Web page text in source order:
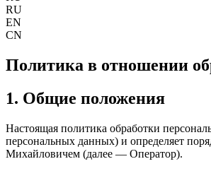
RU
EN
CN
Политика в отношении
1. Общие положения
Настоящая политика обработки
персональных данных) и определяет
Михайловичем (далее — Оператор).